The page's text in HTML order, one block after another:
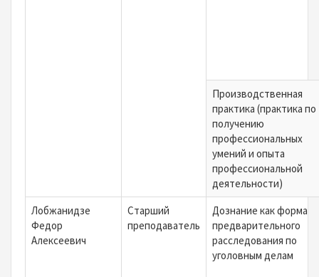
Производственная
практика (практика по
получению
профессиональных
умений и опыта
профессиональной
деятельности)
Лобжанидзе
Федор
Алексеевич
Старший
преподаватель
Дознание как форма
предварительного
расследования по
уголовным делам